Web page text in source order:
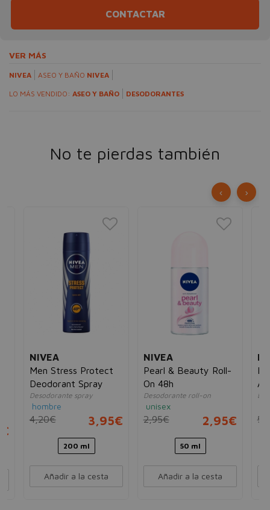
CONTACTAR
VER MÁS
NIVEA ASEO Y BAÑO NIVEA
LO MÁS VENDIDO: ASEO Y BAÑO DESODORANTES
No te pierdas también
NIVEA
Men Stress Protect
Deodorant Spray
Desodorante spray
hombre
4,20€ 3,95€
200 ml
Añadir a la cesta
NIVEA
Pearl & Beauty Roll-
On 48h
Desodorante roll-on
unisex
2,95€ 2,95€
50 ml
Añadir a la cesta
‹ ›